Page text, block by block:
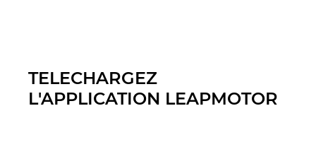
TELECHARGEZ
L'APPLICATION LEAPMOTOR